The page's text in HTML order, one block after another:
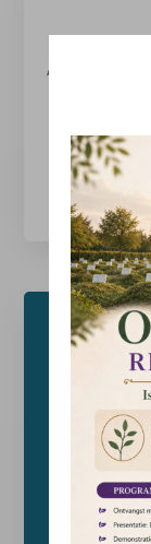
As-salāmu
shā’ Allah,
belonen
https://
islamitische-
waarom-